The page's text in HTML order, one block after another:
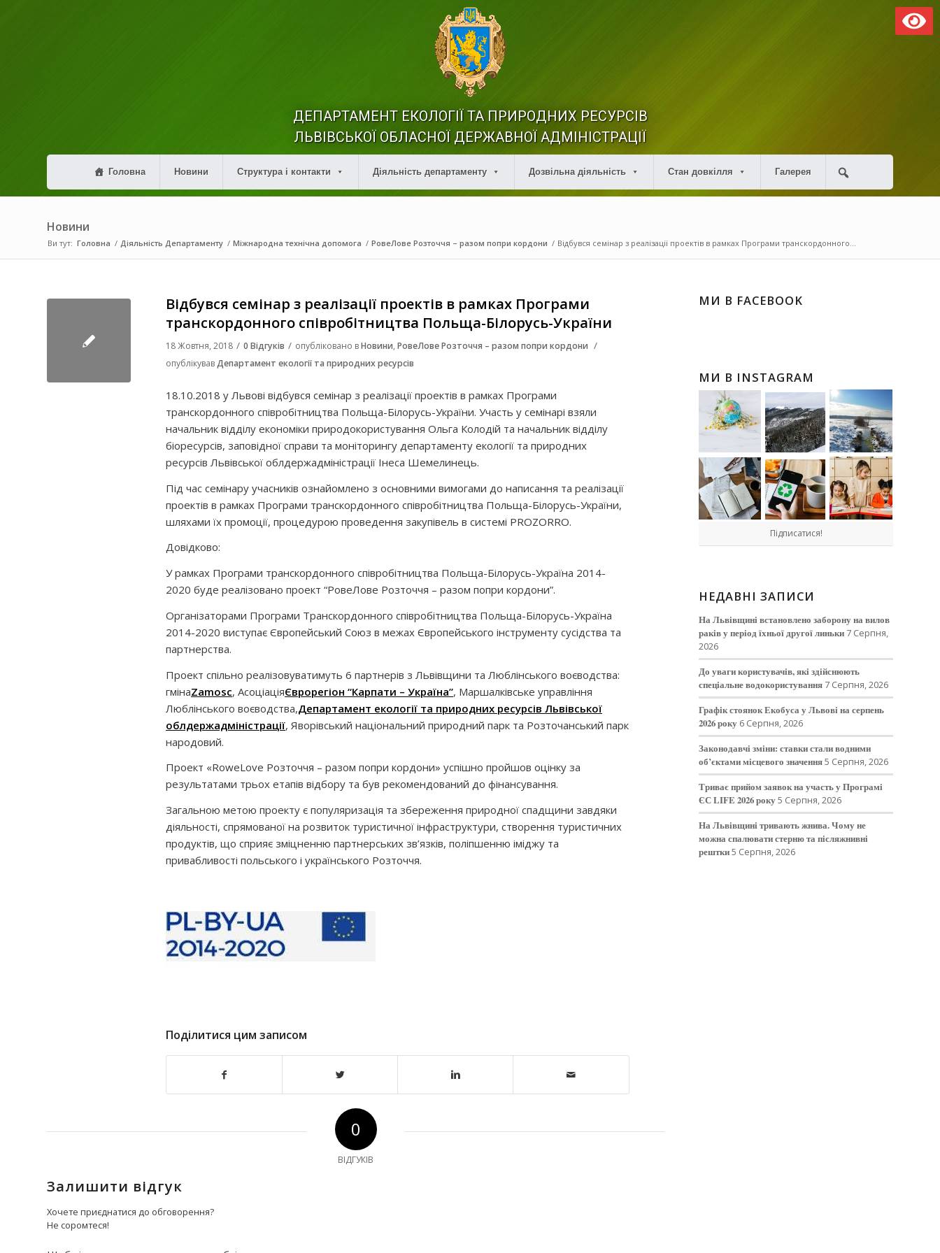
ДЕПАРТАМЕНТ ЕКОЛОГІЇ ТА ПРИРОДНИХ РЕСУРСІВ
ЛЬВІВСЬКОЇ ОБЛАСНОЇ ДЕРЖАВНОЇ АДМІНІСТРАЦІЇ
Головна Новини Структура і контакти Діяльність департаменту Дозвільна діяльність Стан довкілля Галерея
Новини
Ви тут: Головна / Діяльність Департаменту / Міжнародна технічна допомога / РовеЛове Розточчя – разом попри кордони / Відбувся семінар з реалізації проектів в рамках Програми транскордонного...
Відбувся семінар з реалізації проектів в рамках Програми
транскордонного співробітництва Польща-Білорусь-України
18 Жовтня, 2018 / 0 Відгуків / опубліковано вНовини, РовеЛове Розточчя – разом попри кордони /
опублікувавДепартамент екології та природних ресурсів
18.10.2018 у Львові відбувся семінар з реалізації проектів в рамках Програми
транскордонного співробітництва Польща-Білорусь-України. Участь у семінарі взяли
начальник відділу економіки природокористування Ольга Колодій та начальник відділу
біоресурсів, заповідної справи та моніторингу департаменту екології та природних
ресурсів Львівської облдержадміністрації Інеса Шемелинець.
Під час семінару учасників ознайомлено з основними вимогами до написання та реалізації
проектів в рамках Програми транскордонного співробітництва Польща-Білорусь-України,
шляхами їх промоції, процедурою проведення закупівель в системі PROZORRO.
Довідково:
У рамках Програми транскордонного співробітництва Польща-Білорусь-Україна 2014-
2020 буде реалізовано проект “РовеЛове Розточчя – разом попри кордони”.
Організаторами Програми Транскордонного співробітництва Польща-Білорусь-Україна
2014-2020 виступає Європейський Союз в межах Європейського інструменту сусідства та
партнерства.
Проект спільно реалізовуватимуть 6 партнерів з Львівщини та Люблінського воєводства:
гмінаZamosc, АсоціаціяЄврорегіон “Карпати – Україна”, Маршалківське управління
Люблінського воєводства,Департамент екології та природних ресурсів Львівської
облдержадміністрації, Яворівський національний природний парк та Розточанський парк
народовий.
Проект «RoweLove Розточчя – разом попри кордони» успішно пройшов оцінку за
результатами трьох етапів відбору та був рекомендований до фінансування.
Загальною метою проекту є популяризація та збереження природної спадщини завдяки
діяльності, спрямованої на розвиток туристичної інфраструктури, створення туристичних
продуктів, що сприяє зміцненню партнерських зв’язків, поліпшенню іміджу та
привабливості польського і українського Розточчя.
Поділитися цим записом
0
ВІДГУКІВ
Залишити відгук
Хочете приєднатися до обговорення?
Не соромтеся!
МИ В FACEBOOK
МИ В INSTAGRAM
Підписатися!
НЕДАВНІ ЗАПИСИ
На Львівщині встановлено заборону на вилов
раків у період їхньої другої линьки 7 Серпня,
2026
До уваги користувачів, які здійснюють
спеціальне водокористування 7 Серпня, 2026
Графік стоянок Екобуса у Львові на серпень
2026 року 6 Серпня, 2026
Законодавчі зміни: ставки стали водними
об’єктами місцевого значення5 Серпня, 2026
Триває прийом заявок на участь у Програмі
ЄС LIFE 2026 року5 Серпня, 2026
На Львівщині тривають жнива. Чому не
можна спалювати стерню та післяжнивні
рештки5 Серпня, 2026